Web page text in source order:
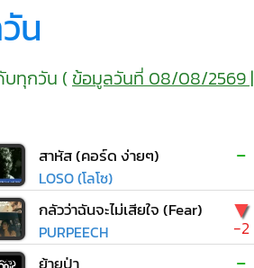
น
บทุกวัน ( ข้อมูลวันที่ 08/08/2569 |
สาหัส (คอร์ด ง่ายๆ)
LOSO (โลโซ)
-
กลัวว่าฉันจะไม่เสียใจ (Fear)
PURPEECH
▼
-2